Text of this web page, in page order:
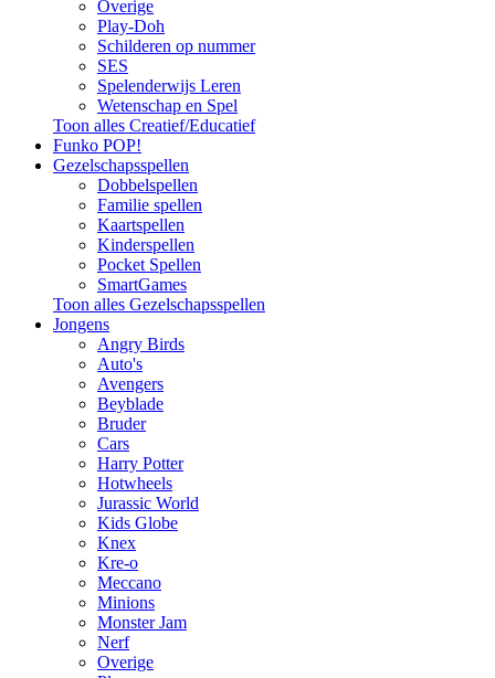
Overige
Play-Doh
Schilderen op nummer
SES
Spelenderwijs Leren
Wetenschap en Spel
Toon alles Creatief/Educatief
Funko POP!
Gezelschapsspellen
Dobbelspellen
Familie spellen
Kaartspellen
Kinderspellen
Pocket Spellen
SmartGames
Toon alles Gezelschapsspellen
Jongens
Angry Birds
Auto's
Avengers
Beyblade
Bruder
Cars
Harry Potter
Hotwheels
Jurassic World
Kids Globe
Knex
Kre-o
Meccano
Minions
Monster Jam
Nerf
Overige